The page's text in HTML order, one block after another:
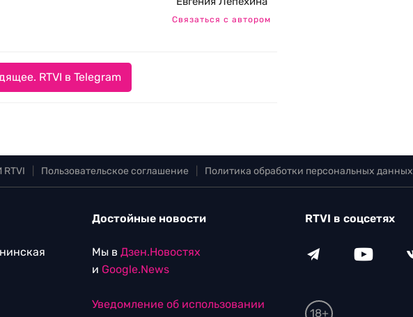
Связаться с автором
RTVI в Telegram
Пользовательское соглашение Политика обработки персональных данных
Достойные новости
Мы в Дзен.Новостях
и Google.News
Уведомление об использовании
RTVI в соцсетях
18+